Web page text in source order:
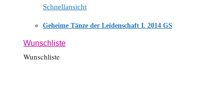
Schnellansicht
Geheime Tänze der Leidenschaft I. 2014 GS
Wunschliste
Wunschliste